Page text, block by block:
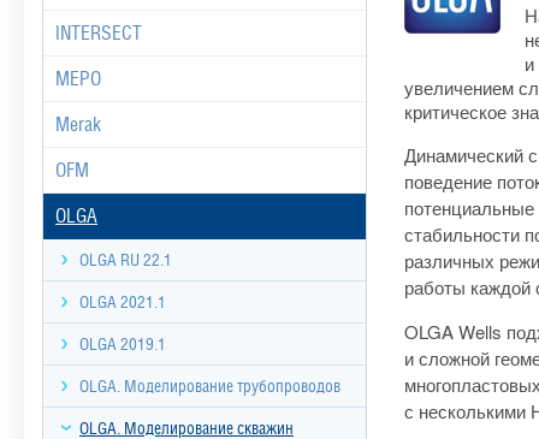
INTERSECT
MEPO
Merak
OFM
OLGA
OLGA RU 22.1
OLGA 2021.1
OLGA 2019.1
OLGA. Моделирование трубопроводов
OLGA. Моделирование скважин
увеличением
критическое
Динамический
поведение
стабильности
различных
работы каждой
OLGA Wells
и сложной
с несколькими